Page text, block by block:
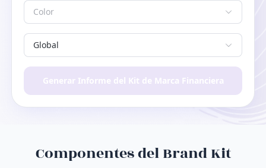
Color
Global
Generar Informe del Kit de Marca Financiera
Componentes del Brand Kit